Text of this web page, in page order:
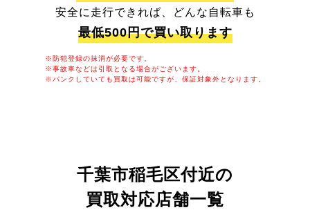
安全に走行できれば、どんな自転車も
最低500円で買い取ります
※防犯登録の抹消が必要です。
※事故車などは引取となる場合がございます。
※パンクしていても買取は可能ですが、保証対象外となります。
千葉市稲毛区付近の
買取対応店舗一覧